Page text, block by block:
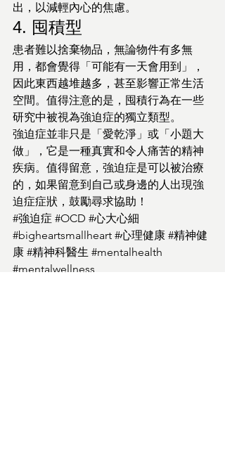
出，以減輕內心的焦慮。
4. 囤積型
患者難以捨棄物品，無論物件有多無
用，都會覺得「可能有一天會用到」，
因此東西越堆越多，甚至影響正常生活
空間。值得注意的是，囤積行為在一些
研究中被視為強迫症的獨立類型。
強迫症並非只是「愛乾淨」或「小題大
做」，它是一種真實和令人痛苦的精神
疾病。值得留意，強迫症是可以被治療
的，如果留意到自己或身邊的人出現強
迫症症狀，鼓勵尋求協助！
#強迫症 #OCD #心大心細
#bigheartsmallheart #心理健康 #精神健
康 #精神科醫生 #mentalhealth
#mentalwellness